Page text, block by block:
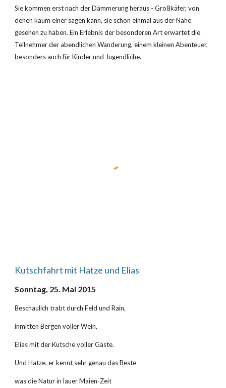
Sie kommen erst nach der Dämmerung heraus - Großkäfer, von
denen kaum einer sagen kann, sie schon einmal aus der Nähe
gesehen zu haben. Ein Erlebnis der besonderen Art erwartet die
Teilnehmer der abendlichen Wanderung, einem kleinen Abenteuer,
besonders auch für Kinder und Jugendliche.
Kutschfahrt mit Hatze und Elias
Sonntag, 25. Mai 2015
Beschaulich trabt durch Feld und Rain,
inmitten Bergen voller Wein,
Elias mit der Kutsche voller Gäste.
Und Hatze, er kennt sehr genau das Beste
was die Natur in lauer Maien-Zeit